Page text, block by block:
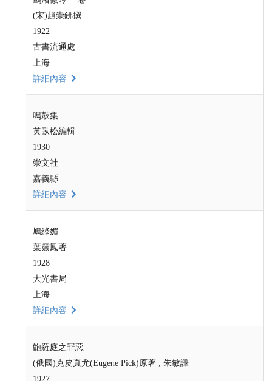
(宋)趙崇鉘撰
1922
古書流通處
上海
詳細內容
鳴鼓集
黃臥松編輯
1930
崇文社
嘉義縣
詳細內容
鳩綠媚
葉靈鳳著
1928
大光書局
上海
詳細內容
鮑羅庭之罪惡
(俄國)克皮真尤(Eugene Pick)原著 ; 朱敏譯
1927